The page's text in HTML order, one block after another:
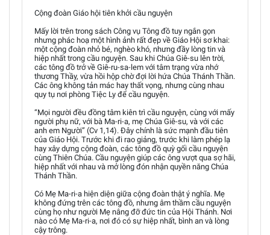
Cộng đoàn Giáo hội tiên khởi cầu nguyện
Mấy lời trên trong sách Công vụ Tông đồ tuy ngắn gọn
nhưng phác hoạ một hình ảnh rất đẹp về Giáo Hội sơ khai:
một cộng đoàn nhỏ bé, nghèo khó, nhưng đầy lòng tin và
hiệp nhất trong cầu nguyện. Sau khi Chúa Giê-su lên trời,
các tông đồ trở về Giê-ru-sa-lem với tâm trạng vừa nhớ
thương Thầy, vừa hồi hộp chờ đợi lời hứa Chúa Thánh Thần.
Các ông không tản mác hay thất vọng, nhưng cùng nhau
quy tụ nơi phòng Tiệc Ly để cầu nguyện.
“Mọi người đều đồng tâm kiên trì cầu nguyện, cùng với mấy
người phụ nữ, với bà Ma-ri-a, mẹ Chúa Giê-su, và với các
anh em Người” (Cv 1,14). Đây chính là sức mạnh đầu tiên
của Giáo Hội. Trước khi đi rao giảng, trước khi làm phép lạ
hay xây dựng cộng đoàn, các tông đồ quỳ gối cầu nguyện
cùng Thiên Chúa. Cầu nguyện giúp các ông vượt qua sợ hãi,
hiệp nhất với nhau và mở lòng đón nhận quyền năng Chúa
Thánh Thần.
Có Mẹ Ma-ri-a hiện diện giữa cộng đoàn thật ý nghĩa. Mẹ
không đứng trên các tông đồ, nhưng âm thầm cầu nguyện
cùng họ như người Mẹ nâng đỡ đức tin của Hội Thánh. Nơi
nào có Mẹ Ma-ri-a, nơi đó có sự hiệp nhất, bình an và lòng
cậy trông.